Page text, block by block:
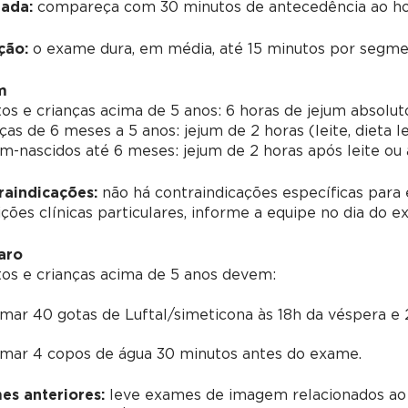
compareça com 30 minutos de antecedência ao
o exame dura, em média, até 15 minutos por
e crianças acima de 5 anos: 6 horas de jejum
de 6 meses a 5 anos: jejum de 2 horas (leite, dieta
nascidos até 6 meses: jejum de 2 horas após leite ou
não há contraindicações específicas para
clínicas particulares, informe a equipe no dia do
e crianças acima de 5 anos devem:
40 gotas de Luftal/simeticona às 18h da véspera e
4 copos de água 30 minutos antes do exame.
anteriores:leve exames de imagem relacionados